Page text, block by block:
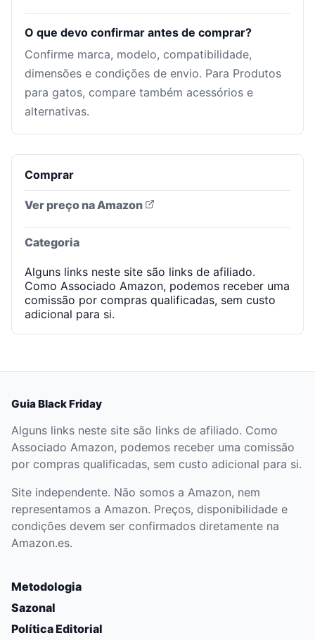
O que devo confirmar antes de comprar?
Confirme marca, modelo, compatibilidade,
dimensões e condições de envio. Para Produtos
para gatos, compare também acessórios e
alternativas.
Comprar
Ver preço na Amazon
Categoria
Alguns links neste site são links de afiliado.
Como Associado Amazon, podemos receber uma
comissão por compras qualificadas, sem custo
adicional para si.
Guia Black Friday
Alguns links neste site são links de afiliado. Como
Associado Amazon, podemos receber uma comissão
por compras qualificadas, sem custo adicional para si.
Site independente. Não somos a Amazon, nem
representamos a Amazon. Preços, disponibilidade e
condições devem ser confirmados diretamente na
Amazon.es.
Metodologia
Sazonal
Política Editorial